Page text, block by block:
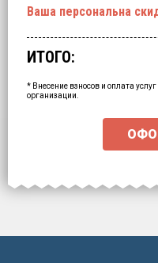
Ваша персональна
ИТОГО:
* Внесение взносов и оплата услуг
организации.